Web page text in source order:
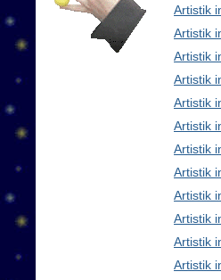
Artistik
Artistik
Artistik
Artistik
Artistik
Artistik
Artistik
Artistik
Artistik
Artistik
Artistik
Artistik